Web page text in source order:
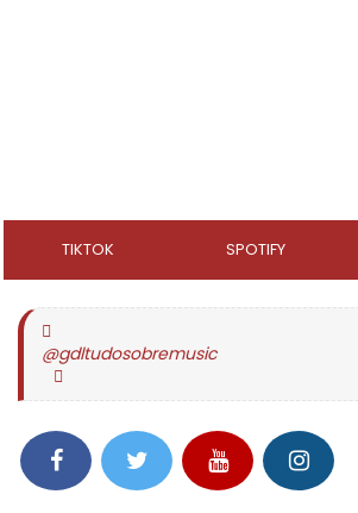
TIKTOK SPOTIFY
@gdltudosobremusic